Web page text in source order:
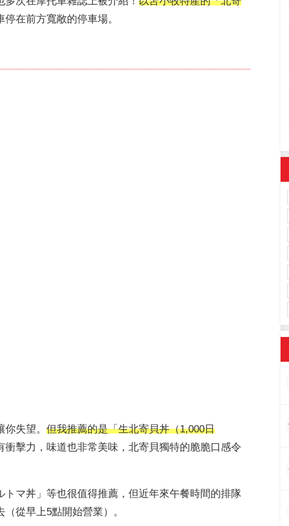
停在前方寬敞的停車場。
你失望。但我推薦的是「生北寄貝丼（1,000日
衝擊力，味道也非常美味，北寄貝獨特的脆脆口感令
マ丼」等也很值得推薦，但近年來午餐時間的排隊
從早上5點開始營業）。